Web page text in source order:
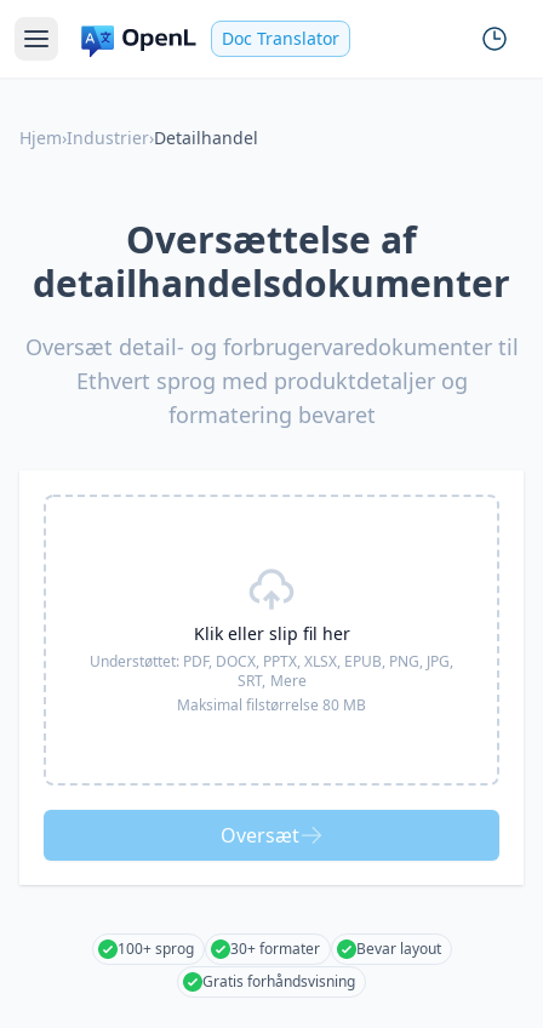
Doc Translator
Hjem›Industrier›Detailhandel
Oversættelse af
detailhandelsdokumenter
Oversæt detail- og forbrugervaredokumenter til
Ethvert sprog med produktdetaljer og
formatering bevaret
Klik eller slip fil her
Understøttet: PDF, DOCX, PPTX, XLSX, EPUB, PNG, JPG,
SRT, Mere
Maksimal filstørrelse 80 MB
Oversæt
100+ sprog 30+ formater
Bevar layout
Gratis forhåndsvisning